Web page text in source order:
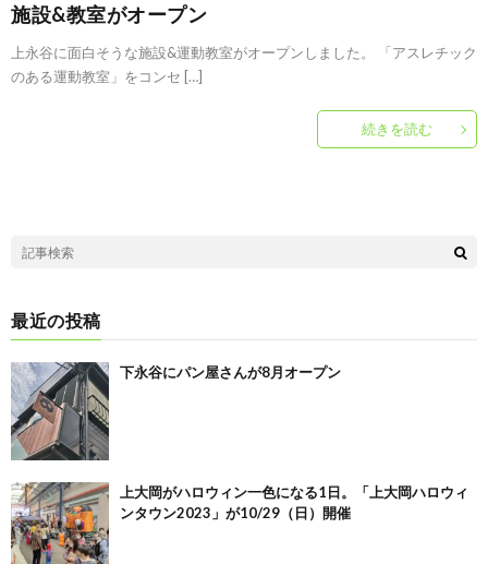
施設&教室がオープン
上永谷に面白そうな施設&運動教室がオープンしました。 「アスレチック
のある運動教室」をコンセ […]
続きを読む
最近の投稿
下永谷にパン屋さんが8月オープン
上大岡がハロウィン一色になる1日。「上大岡ハロウィ
ンタウン2023」が10/29（日）開催